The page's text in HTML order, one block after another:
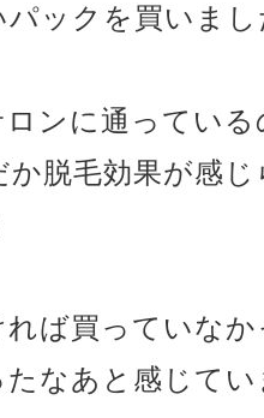
パックを買いま
ンに通ってい
脱毛効果が感
れば買っていな
なあと感じて